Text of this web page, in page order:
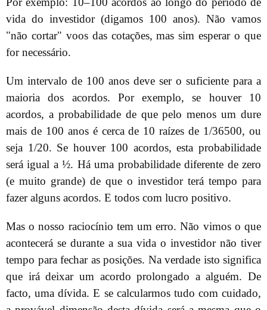
vida do investidor (digamos 100 anos). Não vamos
"não cortar" voos das cotações, mas sim esperar o que
for necessário.
Um intervalo de 100 anos deve ser o suficiente para a
maioria dos acordos. Por exemplo, se houver 10
acordos, a probabilidade de que pelo menos um dure
mais de 100 anos é cerca de 10 raízes de 1/36500, ou
seja 1/20. Se houver 100 acordos, esta probabilidade
será igual a ½. Há uma probabilidade diferente de zero
(e muito grande) de que o investidor terá tempo para
fazer alguns acordos. E todos com lucro positivo.
Mas o nosso raciocínio tem um erro. Não vimos o que
acontecerá se durante a sua vida o investidor não tiver
tempo para fechar as posições. Na verdade isto significa
que irá deixar um acordo prolongado a alguém. De
facto, uma dívida. E se calcularmos tudo com cuidado,